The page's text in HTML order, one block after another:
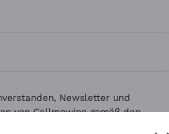
Gavi
zum Erhalt von
Newsletter und
von Callmewine gemäß den -